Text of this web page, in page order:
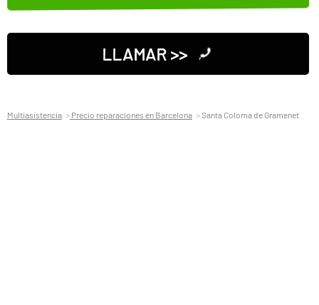
LLAMAR >>
Multiasistencia Precio reparaciones en Barcelona Santa Coloma de Gramenet